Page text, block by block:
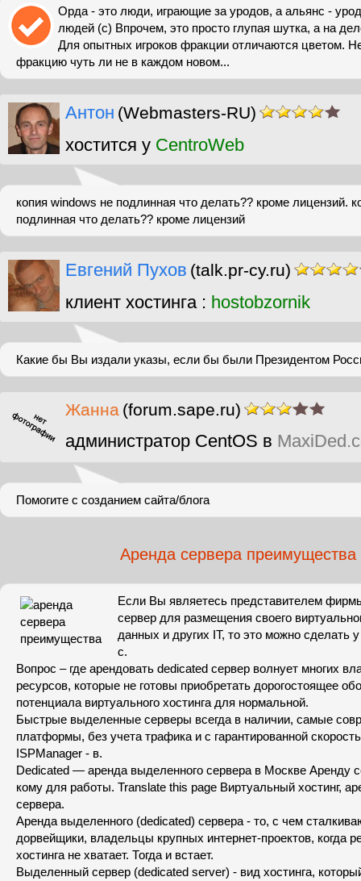
Орда - это люди, играющие за уродов, а альянс -
людей (с) Впрочем, это просто глупая шутка, а на
Для опытных игроков фракции отличаются цветом.
фракцию чуть ли не в каждом новом...
Антон (Webmasters-RU)
хостится у CentroWeb
копия windows не подлинная что делать?? кроме лицензий.
подлинная что делать?? кроме лицензий
Евгений Пухов (talk.pr-cy.ru)
клиент хостинга : hostobzornik
Какие бы Вы издали указы, если бы были Президентом
Жанна (forum.sape.ru)
администратор CentOS в
Помогите с созданием сайта/блога
Аренда сервера преимущества
Если Вы являетесь представителем
сервер для размещения своего
данных и других IT, то это можно сделать
с.
Вопрос – где арендовать dedicated сервер волнует многих
ресурсов, которые не готовы приобретать дорогостоящее
потенциала виртуального хостинга для нормальной.
Быстрые выделенные серверы всегда в наличии, самые
платформы, без учета трафика и с гарантированной
ISPManager - в.
Dedicated — аренда выделенного сервера в Москве Аренду
кому для работы. Translate this page Виртуальный хостинг,
сервера.
Аренда выделенного (dedicated) сервера - то, с чем
дорвейщики, владельцы крупных интернет-проектов, когда
хостинга не хватает. Тогда и встает.
Выделенный сервер (dedicated server) - вид хостинга,